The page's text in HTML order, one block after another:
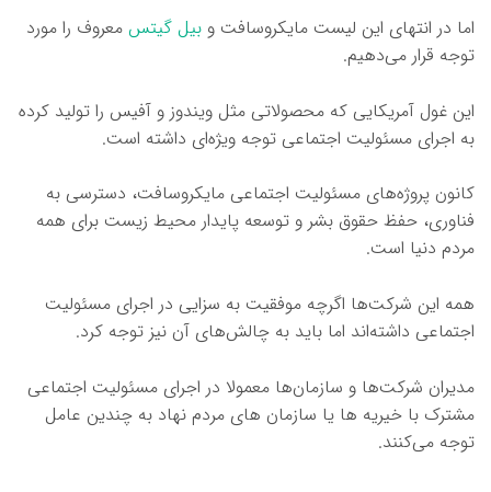
اما در انتهای این لیست مایکروسافت و بیل گیتس معروف را مورد
توجه قرار می‌دهیم.
این غول آمریکایی که محصولاتی مثل ویندوز و آفیس را تولید کرده
به اجرای مسئولیت اجتماعی توجه ویژه‌ای داشته است.
کانون پروژه‌های مسئولیت اجتماعی مایکروسافت، دسترسی به
فناوری، حفظ حقوق بشر و توسعه پایدار محیط زیست برای همه
مردم دنیا است.
همه این شرکت‌ها اگرچه موفقیت به سزایی در اجرای مسئولیت
اجتماعی داشته‌اند اما باید به چالش‌های آن نیز توجه کرد.
مدیران شرکت‌ها و سازمان‌ها معمولا در اجرای مسئولیت اجتماعی
مشترک با خیریه ها یا سازمان های مردم نهاد به چندین عامل
توجه می‌کنند.